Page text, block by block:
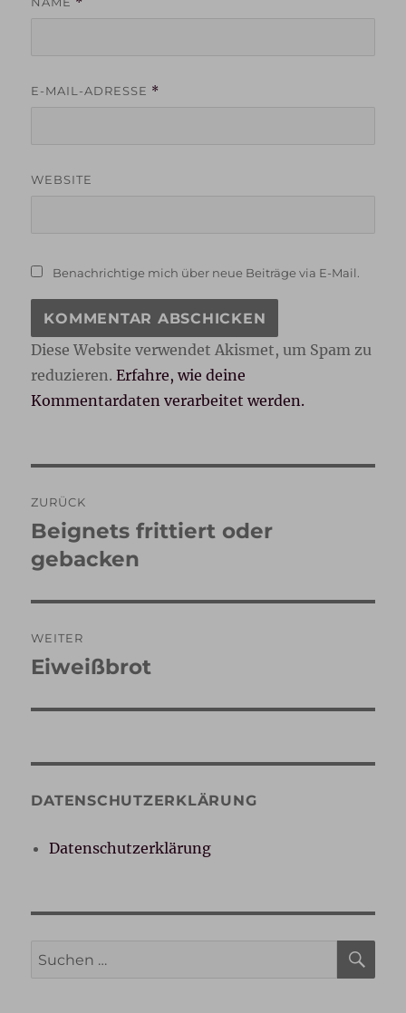
E-MAIL-ADRESSE *
WEBSITE
Benachrichtige mich über neue Beiträge via E-Mail.
Diese Website verwendet Akismet, um Spam zu
reduzieren.Erfahre, wie deine
Kommentardaten verarbeitet werden.
ZURÜCK
Vorheriger
Beitrag:
Beignets frittiert oder
gebacken
WEITER
Nächster
Eiweißbrot
DATENSCHUTZERKLÄRUNG
Datenschutzerklärung
Suche